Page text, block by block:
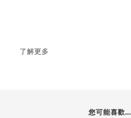
了解更多
您可能喜歡...